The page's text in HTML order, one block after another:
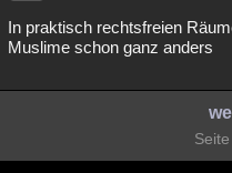
In praktisch rechtsfreien
Muslime schon ganz anders